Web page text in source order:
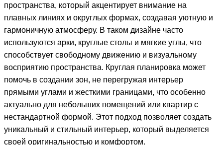
пространства, который акцентирует внимание на
плавных линиях и округлых формах, создавая уютную и
гармоничную атмосферу. В таком дизайне часто
используются арки, круглые столы и мягкие углы, что
способствует свободному движению и визуальному
восприятию пространства. Круглая планировка может
помочь в создании зон, не перегружая интерьер
прямыми углами и жесткими границами, что особенно
актуально для небольших помещений или квартир с
нестандартной формой. Этот подход позволяет создать
уникальный и стильный интерьер, который выделяется
своей оригинальностью и комфортом.